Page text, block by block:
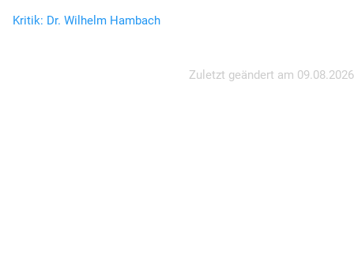
Kritik: Dr. Wilhelm Hambach
Zuletzt geändert am 09.08.2026